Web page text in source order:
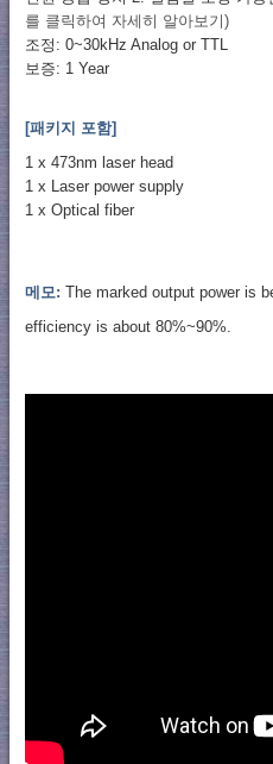
를 클릭하여 자세히 알아보기)
조정: 0~30kHz Analog or TTL
보증: 1 Year
[패키지 포함]
1 x 473nm laser head
1 x Laser power supply
1 x Optical fiber
메모: The marked output power is
efficiency is about 80%~90%.